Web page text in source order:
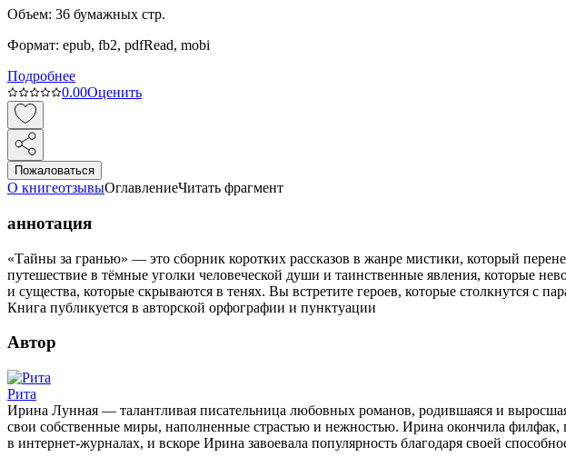
Объем: 36 бумажных стр.
Формат: epub, fb2, pdfRead, mobi
Подробнее
0.00Оценить
Пожаловаться
О книгеотзывыОглавлениеЧитать фрагмент
аннотация
«Тайны за гранью» — это сборник коротких рассказов в жанре мистики, который
путешествие в тёмные уголки человеческой души и таинственные явления, которые
и существа, которые скрываются в тенях. Вы встретите героев, которые столкнутся с
Книга публикуется в авторской орфографии и пунктуации
Автор
Рита
Ирина Лунная — талантливая писательница любовных романов, родившаяся и
свои собственные миры, наполненные страстью и нежностью. Ирина окончила филфак,
в интернет-журналах, и вскоре Ирина завоевала популярность благодаря своей